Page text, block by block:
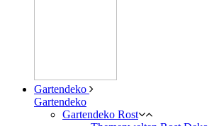
Gartendeko
Gartendeko
Gartendeko Rost